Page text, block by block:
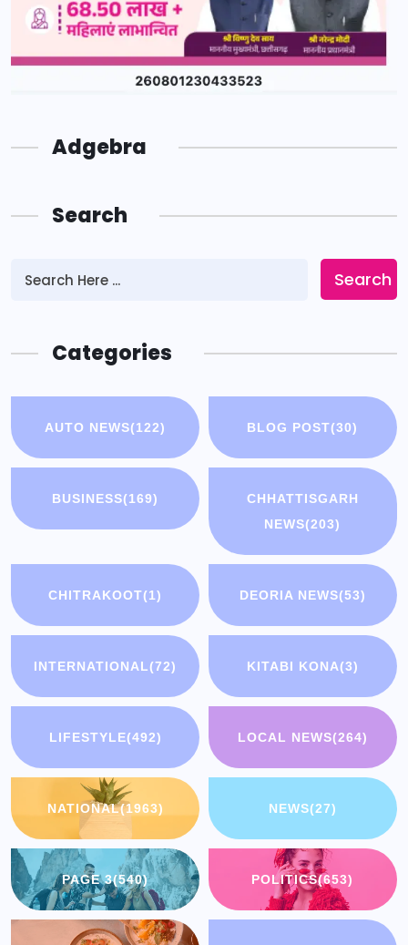
Adgebra
Search
Search
Categories
AUTO NEWS(122) BLOG POST(30)
BUSINESS(169)
CHHATTISGARH
NEWS(203)
CHITRAKOOT(1) DEORIA NEWS(53)
INTERNATIONAL(72) KITABI KONA(3)
LIFESTYLE(492) LOCAL NEWS(264)
NATIONAL(1963) NEWS(27)
PAGE 3(540) POLITICS(653)